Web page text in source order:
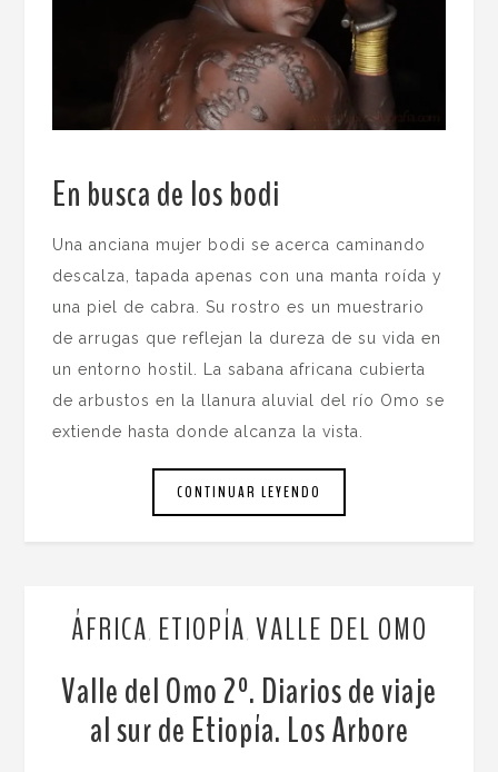
En busca de los bodi
Una anciana mujer bodi se acerca caminando
descalza, tapada apenas con una manta roída y
una piel de cabra. Su rostro es un muestrario
de arrugas que reflejan la dureza de su vida en
un entorno hostil. La sabana africana cubierta
de arbustos en la llanura aluvial del río Omo se
extiende hasta donde alcanza la vista.
CONTINUAR LEYENDO
ÁFRICA, ETIOPÍA, VALLE DEL OMO
Valle del Omo 2º. Diarios de viaje
al sur de Etiopía. Los Arbore